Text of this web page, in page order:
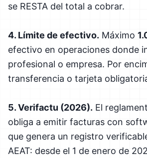
se RESTA del total a cobrar.
4. Límite de efectivo. Máximo
efectivo en operaciones donde
profesional o empresa. Por
transferencia o tarjeta
5. Verifactu (2026). El
obliga a emitir facturas con
que genera un registro
AEAT: desde el 1 de enero de